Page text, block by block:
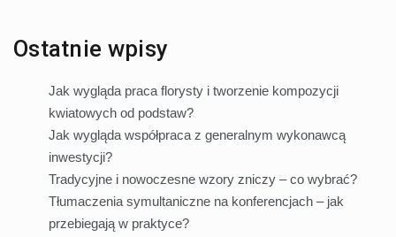
Ostatnie wpisy
Jak wygląda praca florysty i tworzenie kompozycji
kwiatowych od podstaw?
Jak wygląda współpraca z generalnym wykonawcą
inwestycji?
Tradycyjne i nowoczesne wzory zniczy – co wybrać?
Tłumaczenia symultaniczne na konferencjach – jak
przebiegają w praktyce?